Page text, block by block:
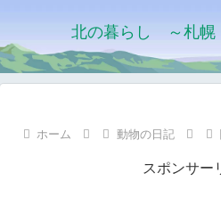
北の暮らし ～札幌
ホーム 動物の日記
スポンサー